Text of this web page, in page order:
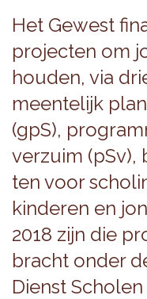
Het Ge­west
pro­jec­ten om
hou­den, via
meen­te­lijk
(gpS),
ver­zuim
ten voor
kin­de­ren en
2018 zijn die
bracht onder
Dienst